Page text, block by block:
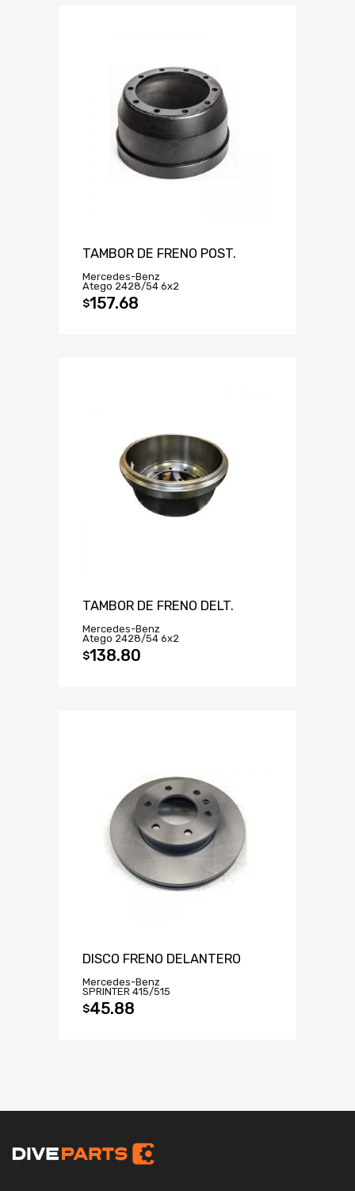
TAMBOR DE FRENO POST.
Mercedes-Benz
Atego 2428/54 6x2
$157.68
TAMBOR DE FRENO DELT.
Mercedes-Benz
Atego 2428/54 6x2
$138.80
DISCO FRENO DELANTERO
Mercedes-Benz
SPRINTER 415/515
$45.88